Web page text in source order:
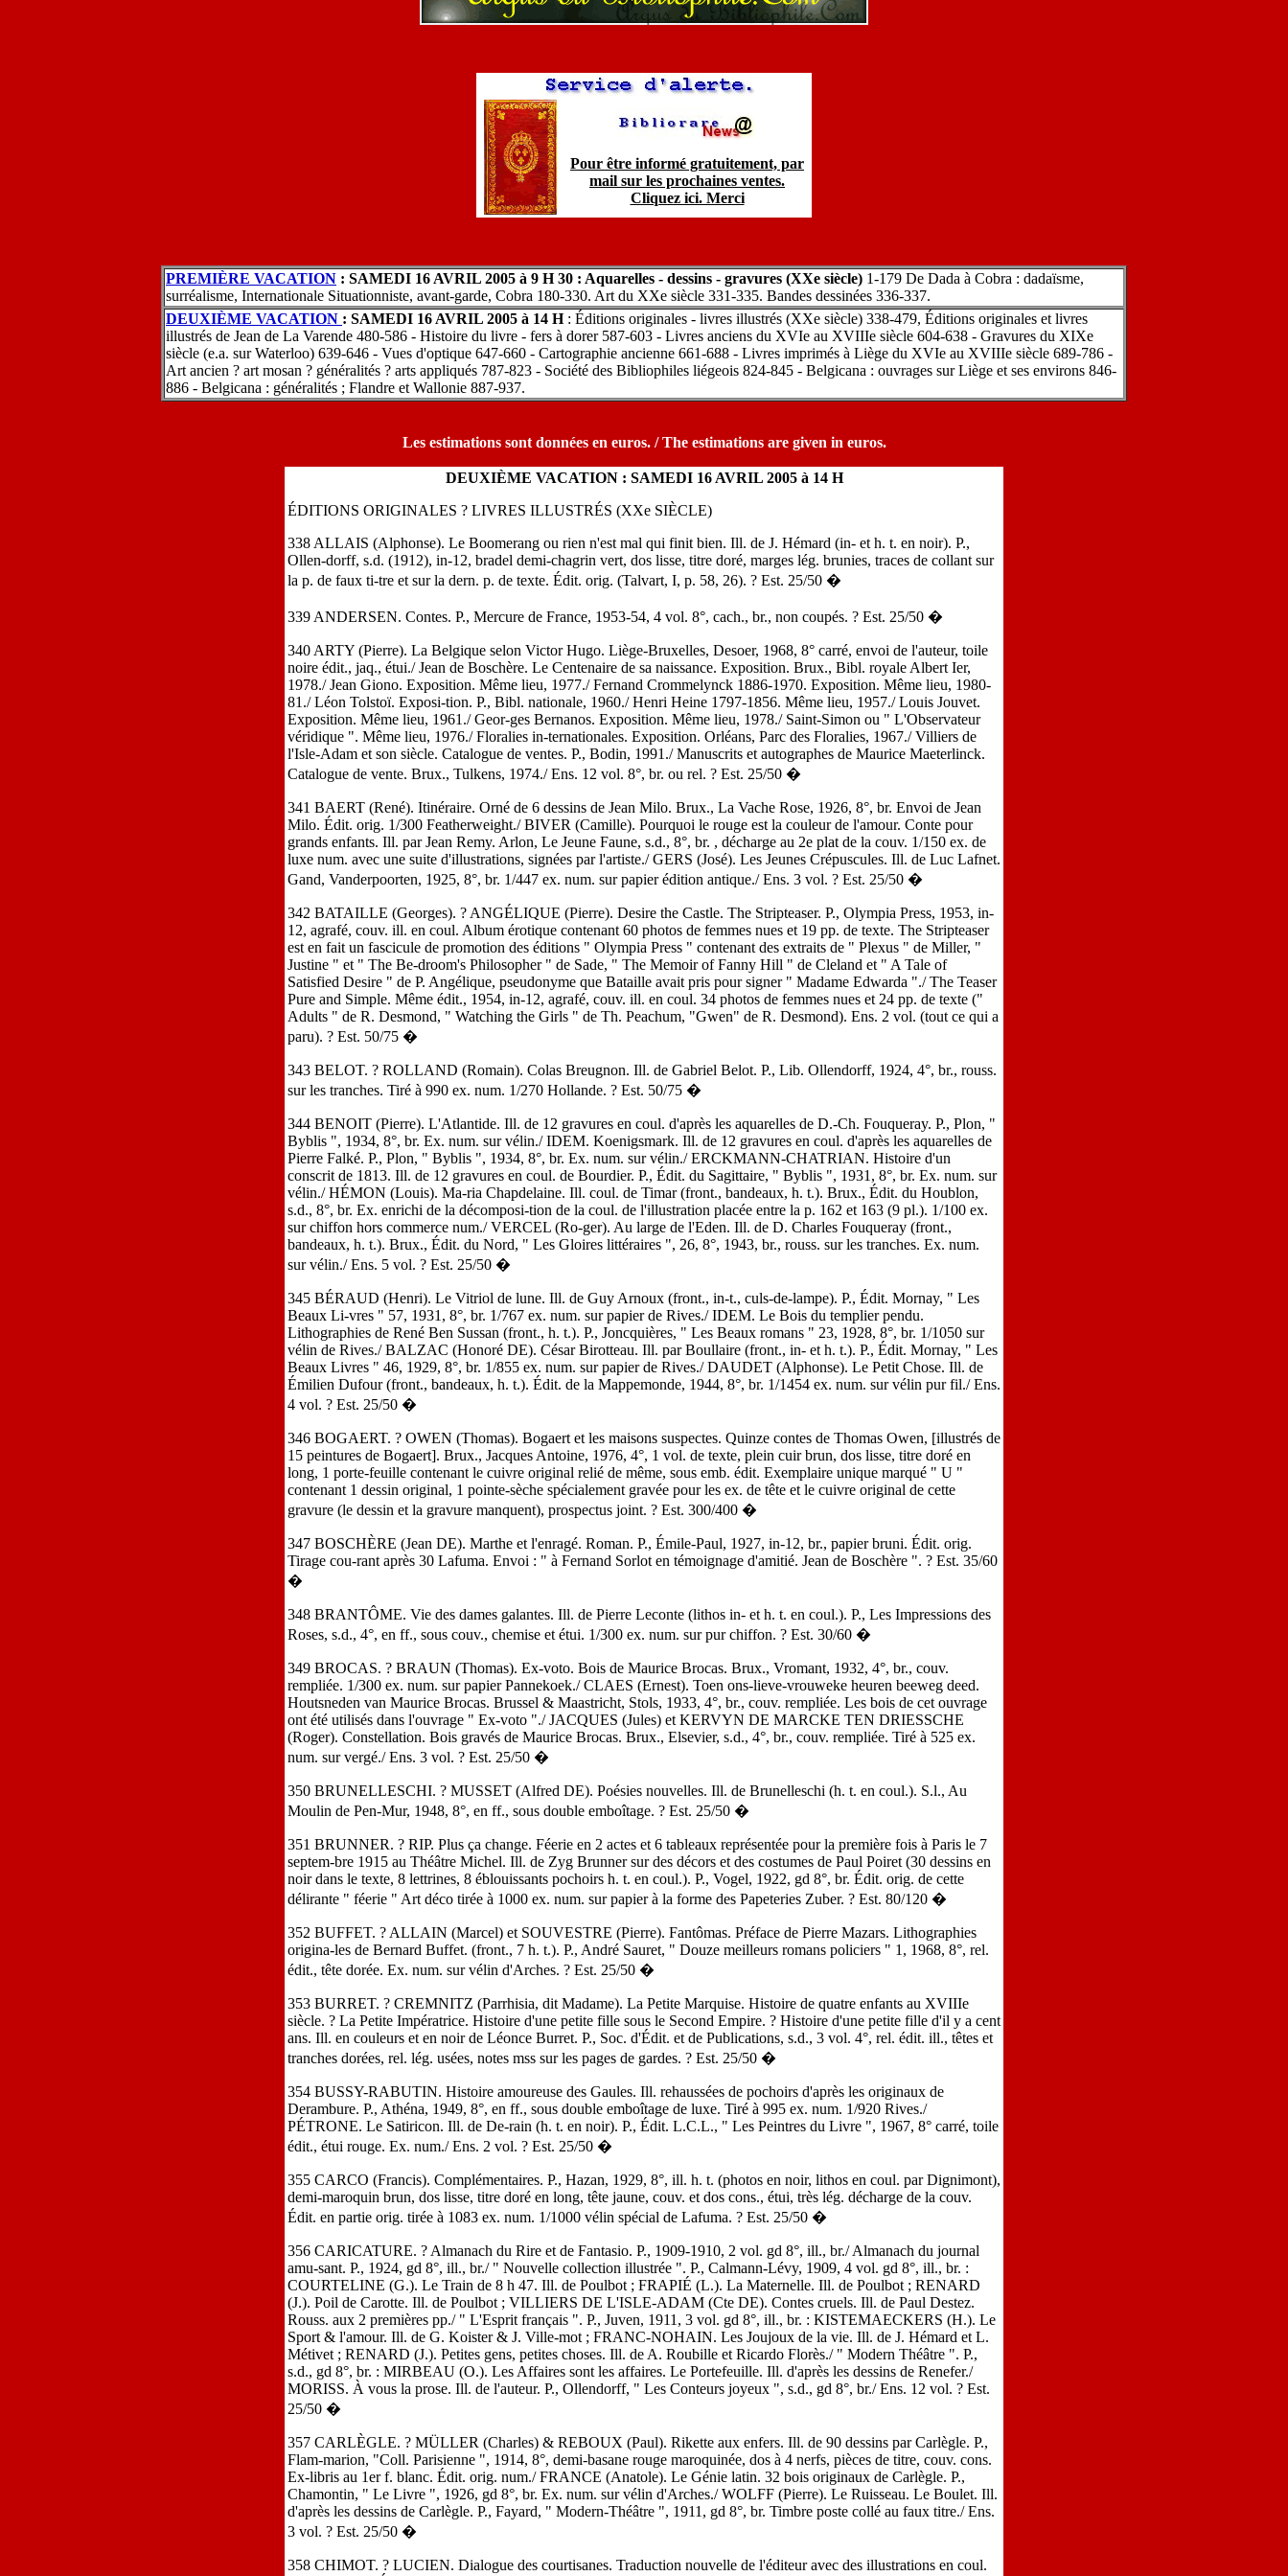
Pour être informé gratuitement, par
mail sur les prochaines ventes.
Cliquez ici. Merci
PREMIÈRE VACATION : SAMEDI 16 AVRIL 2005 à 9 H 30 : Aquarelles - dessins - gravures (XXe siècle) 1-179 De Dada à Cobra : dadaïsme,
surréalisme, Internationale Situationniste, avant-garde, Cobra 180-330. Art du XXe siècle 331-335. Bandes dessinées 336-337.
DEUXIÈME VACATION : SAMEDI 16 AVRIL 2005 à 14 H: Éditions originales - livres illustrés (XXe siècle) 338-479, Éditions originales et livres
illustrés de Jean de La Varende 480-586 - Histoire du livre - fers à dorer 587-603 - Livres anciens du XVIe au XVIIIe siècle 604-638 - Gravures du XIXe
siècle (e.a. sur Waterloo) 639-646 - Vues d'optique 647-660 - Cartographie ancienne 661-688 - Livres imprimés à Liège du XVIe au XVIIIe siècle 689-786 -
Art ancien ? art mosan ? généralités ? arts appliqués 787-823 - Société des Bibliophiles liégeois 824-845 - Belgicana : ouvrages sur Liège et ses environs 846-
886 - Belgicana : généralités ; Flandre et Wallonie 887-937.
Les estimations sont données en euros. / The estimations are given in euros.
DEUXIÈME VACATION : SAMEDI 16 AVRIL 2005 à 14 H
ÉDITIONS ORIGINALES ? LIVRES ILLUSTRÉS (XXe SIÈCLE)
338 ALLAIS (Alphonse). Le Boomerang ou rien n'est mal qui finit bien. Ill. de J. Hémard (in- et h. t. en noir). P.,
Ollen-dorff, s.d. (1912), in-12, bradel demi-chagrin vert, dos lisse, titre doré, marges lég. brunies, traces de collant sur
la p. de faux ti-tre et sur la dern. p. de texte. Édit. orig. (Talvart, I, p. 58, 26). ? Est. 25/50 �
339 ANDERSEN. Contes. P., Mercure de France, 1953-54, 4 vol. 8°, cach., br., non coupés. ? Est. 25/50 �
340 ARTY (Pierre). La Belgique selon Victor Hugo. Liège-Bruxelles, Desoer, 1968, 8° carré, envoi de l'auteur, toile
noire édit., jaq., étui./ Jean de Boschère. Le Centenaire de sa naissance. Exposition. Brux., Bibl. royale Albert Ier,
1978./ Jean Giono. Exposition. Même lieu, 1977./ Fernand Crommelynck 1886-1970. Exposition. Même lieu, 1980-
81./ Léon Tolstoï. Exposi-tion. P., Bibl. nationale, 1960./ Henri Heine 1797-1856. Même lieu, 1957./ Louis Jouvet.
Exposition. Même lieu, 1961./ Geor-ges Bernanos. Exposition. Même lieu, 1978./ Saint-Simon ou " L'Observateur
véridique ". Même lieu, 1976./ Floralies in-ternationales. Exposition. Orléans, Parc des Floralies, 1967./ Villiers de
l'Isle-Adam et son siècle. Catalogue de ventes. P., Bodin, 1991./ Manuscrits et autographes de Maurice Maeterlinck.
Catalogue de vente. Brux., Tulkens, 1974./ Ens. 12 vol. 8°, br. ou rel. ? Est. 25/50 �
341 BAERT (René). Itinéraire. Orné de 6 dessins de Jean Milo. Brux., La Vache Rose, 1926, 8°, br. Envoi de Jean
Milo. Édit. orig. 1/300 Featherweight./ BIVER (Camille). Pourquoi le rouge est la couleur de l'amour. Conte pour
grands enfants. Ill. par Jean Remy. Arlon, Le Jeune Faune, s.d., 8°, br. , décharge au 2e plat de la couv. 1/150 ex. de
luxe num. avec une suite d'illustrations, signées par l'artiste./ GERS (José). Les Jeunes Crépuscules. Ill. de Luc Lafnet.
Gand, Vanderpoorten, 1925, 8°, br. 1/447 ex. num. sur papier édition antique./ Ens. 3 vol. ? Est. 25/50 �
342 BATAILLE (Georges). ? ANGÉLIQUE (Pierre). Desire the Castle. The Stripteaser. P., Olympia Press, 1953, in-
12, agrafé, couv. ill. en coul. Album érotique contenant 60 photos de femmes nues et 19 pp. de texte. The Stripteaser
est en fait un fascicule de promotion des éditions " Olympia Press " contenant des extraits de " Plexus " de Miller, "
Justine " et " The Be-droom's Philosopher " de Sade, " The Memoir of Fanny Hill " de Cleland et " A Tale of
Satisfied Desire " de P. Angélique, pseudonyme que Bataille avait pris pour signer " Madame Edwarda "./ The Teaser
Pure and Simple. Même édit., 1954, in-12, agrafé, couv. ill. en coul. 34 photos de femmes nues et 24 pp. de texte ("
Adults " de R. Desmond, " Watching the Girls " de Th. Peachum, "Gwen" de R. Desmond). Ens. 2 vol. (tout ce qui a
paru). ? Est. 50/75 �
343 BELOT. ? ROLLAND (Romain). Colas Breugnon. Ill. de Gabriel Belot. P., Lib. Ollendorff, 1924, 4°, br., rouss.
sur les tranches. Tiré à 990 ex. num. 1/270 Hollande. ? Est. 50/75 �
344 BENOIT (Pierre). L'Atlantide. Ill. de 12 gravures en coul. d'après les aquarelles de D.-Ch. Fouqueray. P., Plon, "
Byblis ", 1934, 8°, br. Ex. num. sur vélin./ IDEM. Koenigsmark. Ill. de 12 gravures en coul. d'après les aquarelles de
Pierre Falké. P., Plon, " Byblis ", 1934, 8°, br. Ex. num. sur vélin./ ERCKMANN-CHATRIAN. Histoire d'un
conscrit de 1813. Ill. de 12 gravures en coul. de Bourdier. P., Édit. du Sagittaire, " Byblis ", 1931, 8°, br. Ex. num. sur
vélin./ HÉMON (Louis). Ma-ria Chapdelaine. Ill. coul. de Timar (front., bandeaux, h. t.). Brux., Édit. du Houblon,
s.d., 8°, br. Ex. enrichi de la décomposi-tion de la coul. de l'illustration placée entre la p. 162 et 163 (9 pl.). 1/100 ex.
sur chiffon hors commerce num./ VERCEL (Ro-ger). Au large de l'Eden. Ill. de D. Charles Fouqueray (front.,
bandeaux, h. t.). Brux., Édit. du Nord, " Les Gloires littéraires ", 26, 8°, 1943, br., rouss. sur les tranches. Ex. num.
sur vélin./ Ens. 5 vol. ? Est. 25/50 �
345 BÉRAUD (Henri). Le Vitriol de lune. Ill. de Guy Arnoux (front., in-t., culs-de-lampe). P., Édit. Mornay, " Les
Beaux Li-vres " 57, 1931, 8°, br. 1/767 ex. num. sur papier de Rives./ IDEM. Le Bois du templier pendu.
Lithographies de René Ben Sussan (front., h. t.). P., Joncquières, " Les Beaux romans " 23, 1928, 8°, br. 1/1050 sur
vélin de Rives./ BALZAC (Honoré DE). César Birotteau. Ill. par Boullaire (front., in- et h. t.). P., Édit. Mornay, " Les
Beaux Livres " 46, 1929, 8°, br. 1/855 ex. num. sur papier de Rives./ DAUDET (Alphonse). Le Petit Chose. Ill. de
Émilien Dufour (front., bandeaux, h. t.). Édit. de la Mappemonde, 1944, 8°, br. 1/1454 ex. num. sur vélin pur fil./ Ens.
4 vol. ? Est. 25/50 �
346 BOGAERT. ? OWEN (Thomas). Bogaert et les maisons suspectes. Quinze contes de Thomas Owen, [illustrés de
15 peintures de Bogaert]. Brux., Jacques Antoine, 1976, 4°, 1 vol. de texte, plein cuir brun, dos lisse, titre doré en
long, 1 porte-feuille contenant le cuivre original relié de même, sous emb. édit. Exemplaire unique marqué " U "
contenant 1 dessin original, 1 pointe-sèche spécialement gravée pour les ex. de tête et le cuivre original de cette
gravure (le dessin et la gravure manquent), prospectus joint. ? Est. 300/400 �
347 BOSCHÈRE (Jean DE). Marthe et l'enragé. Roman. P., Émile-Paul, 1927, in-12, br., papier bruni. Édit. orig.
Tirage cou-rant après 30 Lafuma. Envoi : " à Fernand Sorlot en témoignage d'amitié. Jean de Boschère ". ? Est. 35/60
�
348 BRANTÔME. Vie des dames galantes. Ill. de Pierre Leconte (lithos in- et h. t. en coul.). P., Les Impressions des
Roses, s.d., 4°, en ff., sous couv., chemise et étui. 1/300 ex. num. sur pur chiffon. ? Est. 30/60 �
349 BROCAS. ? BRAUN (Thomas). Ex-voto. Bois de Maurice Brocas. Brux., Vromant, 1932, 4°, br., couv.
rempliée. 1/300 ex. num. sur papier Pannekoek./ CLAES (Ernest). Toen ons-lieve-vrouweke heuren beeweg deed.
Houtsneden van Maurice Brocas. Brussel & Maastricht, Stols, 1933, 4°, br., couv. rempliée. Les bois de cet ouvrage
ont été utilisés dans l'ouvrage " Ex-voto "./ JACQUES (Jules) et KERVYN DE MARCKE TEN DRIESSCHE
(Roger). Constellation. Bois gravés de Maurice Brocas. Brux., Elsevier, s.d., 4°, br., couv. rempliée. Tiré à 525 ex.
num. sur vergé./ Ens. 3 vol. ? Est. 25/50 �
350 BRUNELLESCHI. ? MUSSET (Alfred DE). Poésies nouvelles. Ill. de Brunelleschi (h. t. en coul.). S.l., Au
Moulin de Pen-Mur, 1948, 8°, en ff., sous double emboîtage. ? Est. 25/50 �
351 BRUNNER. ? RIP. Plus ça change. Féerie en 2 actes et 6 tableaux représentée pour la première fois à Paris le 7
septem-bre 1915 au Théâtre Michel. Ill. de Zyg Brunner sur des décors et des costumes de Paul Poiret (30 dessins en
noir dans le texte, 8 lettrines, 8 éblouissants pochoirs h. t. en coul.). P., Vogel, 1922, gd 8°, br. Édit. orig. de cette
délirante " féerie " Art déco tirée à 1000 ex. num. sur papier à la forme des Papeteries Zuber. ? Est. 80/120 �
352 BUFFET. ? ALLAIN (Marcel) et SOUVESTRE (Pierre). Fantômas. Préface de Pierre Mazars. Lithographies
origina-les de Bernard Buffet. (front., 7 h. t.). P., André Sauret, " Douze meilleurs romans policiers " 1, 1968, 8°, rel.
édit., tête dorée. Ex. num. sur vélin d'Arches. ? Est. 25/50 �
353 BURRET. ? CREMNITZ (Parrhisia, dit Madame). La Petite Marquise. Histoire de quatre enfants au XVIIIe
siècle. ? La Petite Impératrice. Histoire d'une petite fille sous le Second Empire. ? Histoire d'une petite fille d'il y a cent
ans. Ill. en couleurs et en noir de Léonce Burret. P., Soc. d'Édit. et de Publications, s.d., 3 vol. 4°, rel. édit. ill., têtes et
tranches dorées, rel. lég. usées, notes mss sur les pages de gardes. ? Est. 25/50 �
354 BUSSY-RABUTIN. Histoire amoureuse des Gaules. Ill. rehaussées de pochoirs d'après les originaux de
Derambure. P., Athéna, 1949, 8°, en ff., sous double emboîtage de luxe. Tiré à 995 ex. num. 1/920 Rives./
PÉTRONE. Le Satiricon. Ill. de De-rain (h. t. en noir). P., Édit. L.C.L., " Les Peintres du Livre ", 1967, 8° carré, toile
édit., étui rouge. Ex. num./ Ens. 2 vol. ? Est. 25/50 �
355 CARCO (Francis). Complémentaires. P., Hazan, 1929, 8°, ill. h. t. (photos en noir, lithos en coul. par Dignimont),
demi-maroquin brun, dos lisse, titre doré en long, tête jaune, couv. et dos cons., étui, très lég. décharge de la couv.
Édit. en partie orig. tirée à 1083 ex. num. 1/1000 vélin spécial de Lafuma. ? Est. 25/50 �
356 CARICATURE. ? Almanach du Rire et de Fantasio. P., 1909-1910, 2 vol. gd 8°, ill., br./ Almanach du journal
amu-sant. P., 1924, gd 8°, ill., br./ " Nouvelle collection illustrée ". P., Calmann-Lévy, 1909, 4 vol. gd 8°, ill., br. :
COURTELINE (G.). Le Train de 8 h 47. Ill. de Poulbot ; FRAPIÉ (L.). La Maternelle. Ill. de Poulbot ; RENARD
(J.). Poil de Carotte. Ill. de Poulbot ; VILLIERS DE L'ISLE-ADAM (Cte DE). Contes cruels. Ill. de Paul Destez.
Rouss. aux 2 premières pp./ " L'Esprit français ". P., Juven, 1911, 3 vol. gd 8°, ill., br. : KISTEMAECKERS (H.). Le
Sport & l'amour. Ill. de G. Koister & J. Ville-mot ; FRANC-NOHAIN. Les Joujoux de la vie. Ill. de J. Hémard et L.
Métivet ; RENARD (J.). Petites gens, petites choses. Ill. de A. Roubille et Ricardo Florès./ " Modern Théâtre ". P.,
s.d., gd 8°, br. : MIRBEAU (O.). Les Affaires sont les affaires. Le Portefeuille. Ill. d'après les dessins de Renefer./
MORISS. À vous la prose. Ill. de l'auteur. P., Ollendorff, " Les Conteurs joyeux ", s.d., gd 8°, br./ Ens. 12 vol. ? Est.
25/50 �
357 CARLÈGLE. ? MÜLLER (Charles) & REBOUX (Paul). Rikette aux enfers. Ill. de 90 dessins par Carlègle. P.,
Flam-marion, "Coll. Parisienne ", 1914, 8°, demi-basane rouge maroquinée, dos à 4 nerfs, pièces de titre, couv. cons.
Ex-libris au 1er f. blanc. Édit. orig. num./ FRANCE (Anatole). Le Génie latin. 32 bois originaux de Carlègle. P.,
Chamontin, " Le Livre ", 1926, gd 8°, br. Ex. num. sur vélin d'Arches./ WOLFF (Pierre). Le Ruisseau. Le Boulet. Ill.
d'après les dessins de Carlègle. P., Fayard, " Modern-Théâtre ", 1911, gd 8°, br. Timbre poste collé au faux titre./ Ens.
3 vol. ? Est. 25/50 �
358 CHIMOT. ? LUCIEN. Dialogue des courtisanes. Traduction nouvelle de l'éditeur avec des illustrations en coul.